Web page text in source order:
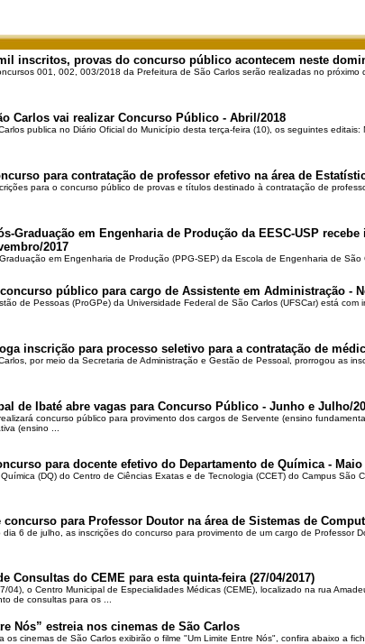
inscritos, provas do concurso público acontecem neste
001, 002, 003/2018 da Prefeitura de São Carlos serão realizadas no próximo
Carlos vai realizar Concurso Público - Abril/2018
publica no Diário Oficial do Município desta terça-feira (10), os seguintes
para contratação de professor efetivo na área de
para o concurso público de provas e títulos destinado à contratação de
Graduação em Engenharia de Produção da EESC-USP
2017
em Engenharia de Produção (PPG-SEP) da Escola de Engenharia de São
público para cargo de Assistente em Administração -
de Pessoas (ProGPe) da Universidade Federal de São Carlos (UFSCar) está com
inscrição para processo seletivo para a contratação de
por meio da Secretaria de Administração e Gestão de Pessoal, prorrogou as
de Ibaté abre vagas para Concurso Público - Junho e Julho/
concurso público para provimento dos cargos de Servente (ensino
(ensino ...
para docente efetivo do Departamento de Química - Maio
(DQ) do Centro de Ciências Exatas e de Tecnologia (CCET) do Campus São
concurso para Professor Doutor na área de Sistemas de
6 de julho, as inscrições do concurso para provimento de um cargo de Professor
Consultas do CEME para esta quinta-feira (27/04/2017)
04), o Centro Municipal de Especialidades Médicas (CEME), localizado na rua
de consultas para os ...
Nós” estreia nos cinemas de São Carlos
os cinemas de São Carlos exibirão o filme "Um Limite Entre Nós", confira abaixo a